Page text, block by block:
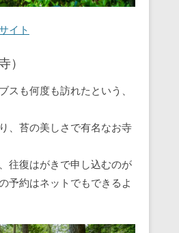
イト
）
スも何度も訪れたという、
、苔の美しさで有名なお寺
往復はがきで申し込むのが
予約はネットでもできるよ